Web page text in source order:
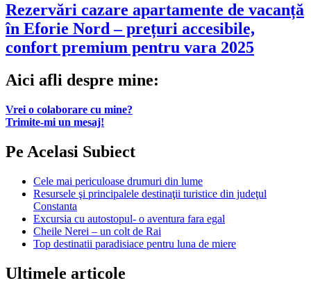
Rezervări cazare apartamente de vacanță
în Eforie Nord – prețuri accesibile,
confort premium pentru vara 2025
Aici afli despre mine:
Vrei o colaborare cu mine?
Trimite-mi un mesaj!
Pe Acelasi Subiect
Cele mai periculoase drumuri din lume
Resursele şi principalele destinaţii turistice din judeţul
Constanta
Excursia cu autostopul- o aventura fara egal
Cheile Nerei – un colt de Rai
Top destinatii paradisiace pentru luna de miere
Ultimele articole